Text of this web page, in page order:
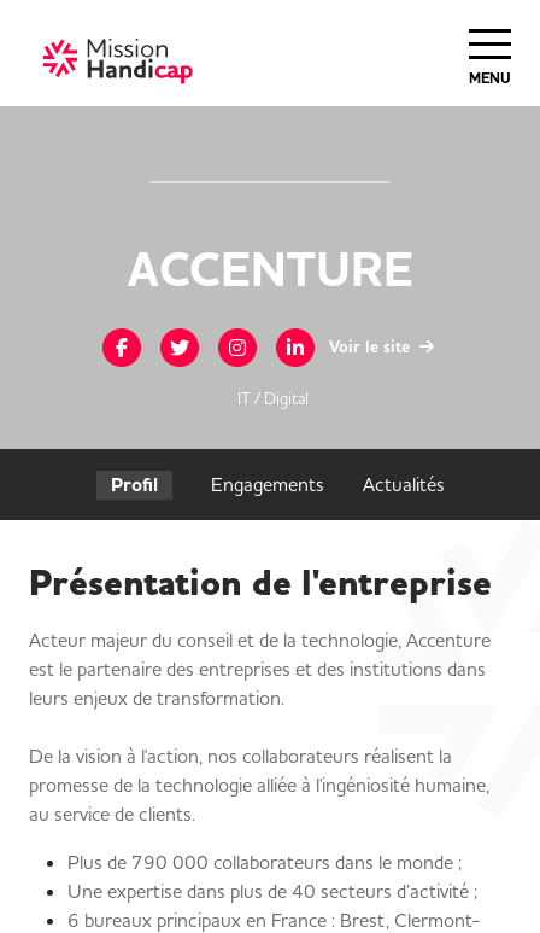
MENU
ACCENTURE
Voir le site
IT / Digital
Profil Engagements Actualités
Présentation de l'entreprise
Acteur majeur du conseil et de la technologie, Accenture
est le partenaire des entreprises et des institutions dans
leurs enjeux de transformation.
De la vision à l'action, nos collaborateurs réalisent la
promesse de la technologie alliée à l'ingéniosité humaine,
au service de clients.
Plus de 790 000 collaborateurs dans le monde ;
Une expertise dans plus de 40 secteurs d’activité ;
6 bureaux principaux en France : Brest, Clermont-